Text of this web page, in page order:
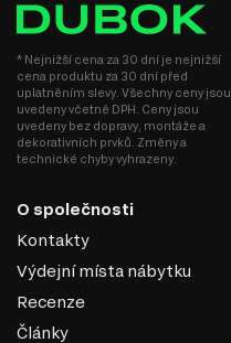
* Nejnižší cena za 30 dní je nejnižší
cena produktu za 30 dní před
uplatněním slevy. Všechny ceny jsou
uvedeny včetně DPH. Ceny jsou
uvedeny bez dopravy, montáže a
dekorativních prvků. Změny a
technické chyby vyhrazeny.
O společnosti
Kontakty
Výdejní místa nábytku
Recenze
Články